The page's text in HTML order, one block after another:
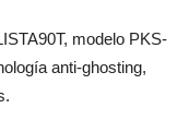
modelo PKS-
anti-ghosting,